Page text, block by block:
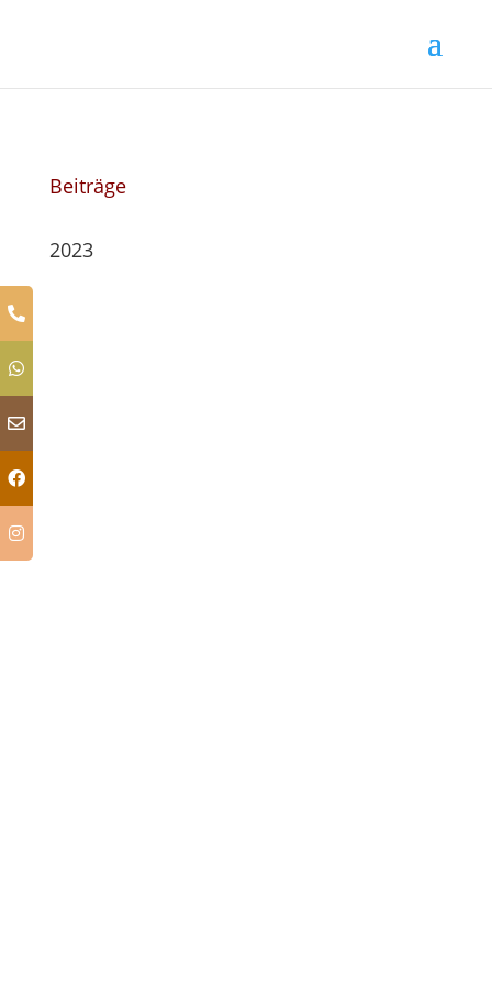
Beiträge
2023